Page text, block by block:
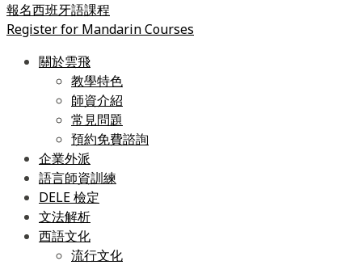
報名西班牙語課程
Register for Mandarin Courses
關於雲飛
教學特色
師資介紹
常見問題
預約免費諮詢
企業外派
語言師資訓練
DELE 檢定
文法解析
西語文化
流行文化